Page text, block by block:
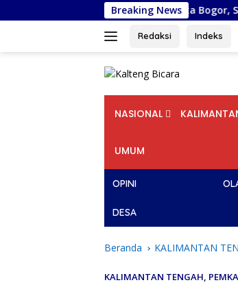
ke
Breaking News
Pelantikan DPD PSI Kota Bogor, STS: Yang
Redaksi Indeks
NASIONAL
UMUM
OPINI
DESA
Beranda KALIMANTAN
KALIMANTAN TENGAH,